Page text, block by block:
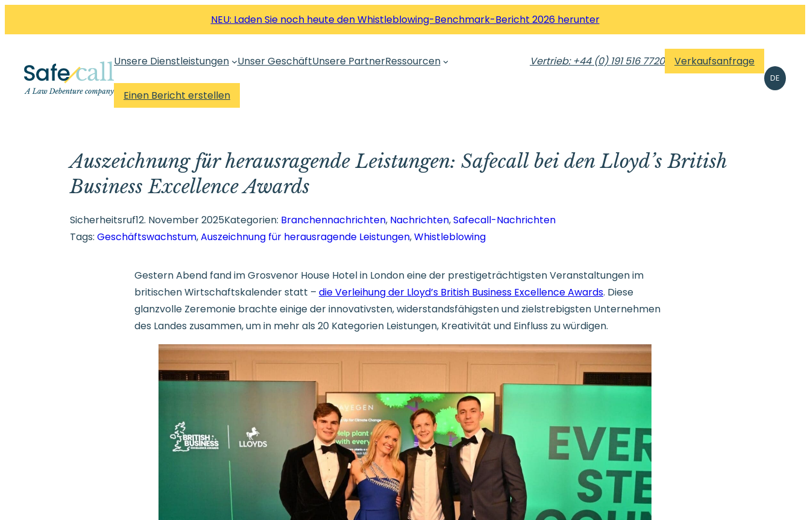
NEU: Laden Sie noch heute den Whistleblowing-Benchmark-Bericht 2026 herunter
Unsere Dienstleistungen Unser GeschäftUnsere PartnerRessourcen Vertrieb: +44 (0) 191 516 7720 Verkaufsanfrage
Einen Bericht erstellen
DE
Auszeichnung für herausragende Leistungen: Safecall bei den Lloyd’s British
Business Excellence Awards
Sicherheitsruf12. November 2025Kategorien: Branchennachrichten, Nachrichten, Safecall-Nachrichten
Tags: Geschäftswachstum, Auszeichnung für herausragende Leistungen, Whistleblowing
Gestern Abend fand im Grosvenor House Hotel in London eine der prestigeträchtigsten Veranstaltungen im
britischen Wirtschaftskalender statt –die Verleihung der Lloyd’s British Business Excellence Awards. Diese
glanzvolle Zeremonie brachte einige der innovativsten, widerstandsfähigsten und zielstrebigsten Unternehmen
des Landes zusammen, um in mehr als 20 Kategorien Leistungen, Kreativität und Einfluss zu würdigen.